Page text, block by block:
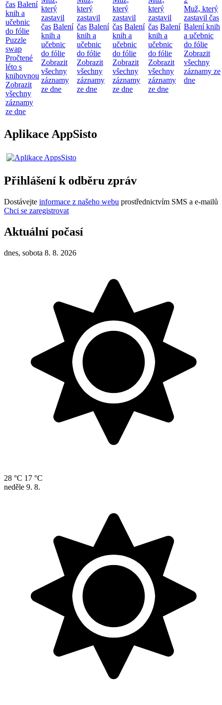
čas Balení
knih a
učebnic
do fólie
Puzzle
swap
Pročtené
léto s
knihovnou
Zobrazit
všechny
záznamy
ze dne
který
zastavil
čas Balení
knih a
učebnic
do fólie
Zobrazit
všechny
záznamy
ze dne
který
zastavil
čas Balení
knih a
učebnic
do fólie
Zobrazit
všechny
záznamy
ze dne
který
zastavil
čas Balení
knih a
učebnic
do fólie
Zobrazit
všechny
záznamy
ze dne
který
zastavil
čas Balení
knih a
učebnic
do fólie
Zobrazit
všechny
záznamy
ze dne
Muž, který
zastavil čas
Balení knih
a učebnic
do fólie
Zobrazit
všechny
záznamy ze
dne
Aplikace AppSisto
Přihlášení k odběru zpráv
Dostávejte informace z našeho webu prostřednictvím SMS a e-mailů
Chci se zaregistrovat
Aktuální počasí
dnes, sobota 8. 8. 2026
28 °C 17 °C
neděle 9. 8.